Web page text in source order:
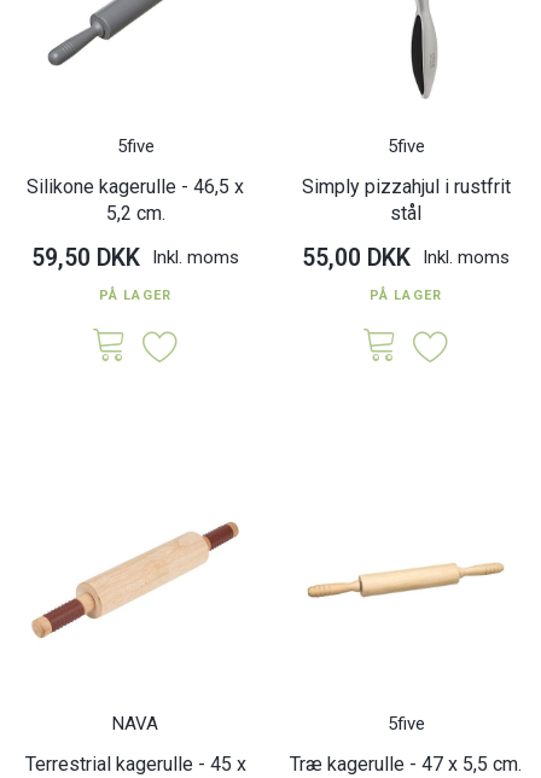
5five
Silikone kagerulle - 46,5 x
5,2 cm.
59,50 DKK Inkl. moms
PÅ LAGER
5five
Simply pizzahjul i rustfrit
stål
55,00 DKK Inkl. moms
PÅ LAGER
NAVA
Terrestrial kagerulle - 45 x
5five
Træ kagerulle - 47 x 5,5 cm.